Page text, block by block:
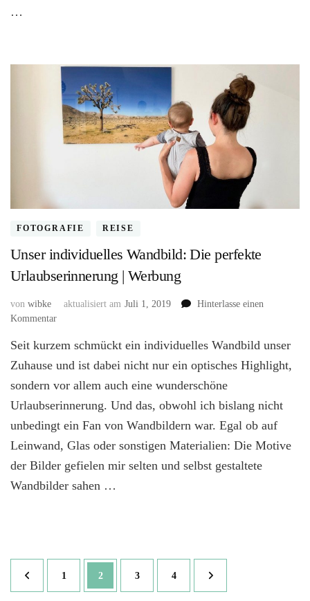
…
FOTOGRAFIE REISE
Unser individuelles Wandbild: Die perfekte
Urlaubserinnerung | Werbung
von wibke aktualisiert am Juli 1, 2019
Hinterlasse einen
Kommentarzu
individuelles
Wandbild:
perfekte
Urlaubserinnerung
Werbung
Seit kurzem schmückt ein individuelles Wandbild unser
Zuhause und ist dabei nicht nur ein optisches Highlight,
sondern vor allem auch eine wunderschöne
Urlaubserinnerung. Und das, obwohl ich bislang nicht
unbedingt ein Fan von Wandbildern war. Egal ob auf
Leinwand, Glas oder sonstigen Materialien: Die Motive
der Bilder gefielen mir selten und selbst gestaltete
Wandbilder sahen …
Beitragsnavigation
Seite
1 Seite
2 Seite
3 Seite
4